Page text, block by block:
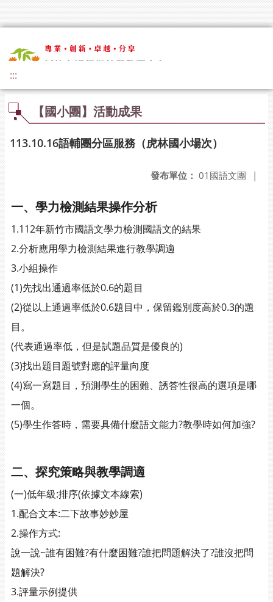
:::
【國小團】活動成果
113.10.16語輔團分區服務（虎林國小場次）
發布單位： 01國語文團 |
一、學力檢測結果操作分析
1.112年新竹市國語文學力檢測國語文的結果
2.分析應用學力檢測結果進行教學調適
3.小組操作
(1)先找出通過率低於0.6的題目
(2)從以上通過率低於0.6題目中，保留鑑別度高於0.3的題
目。
(代表通過率低，但是試題品質是優良的)
(3)找出題目題號對應的評量向度
(4)寫一寫題目，預測學生的困難、誘答性很高的選項是哪
一個。
(5)學生作答時，需要具備什麼語文能力?教學時如何加強?
二、探究策略與教學調適
(一)低年級:排序(依據文本線索)
1.配合文本:二下故事妙妙屋
2.操作方式:
說一說~誰有困難?有什麼困難?誰把問題解決了?誰沒把問
題解決?
3.評量示例提供